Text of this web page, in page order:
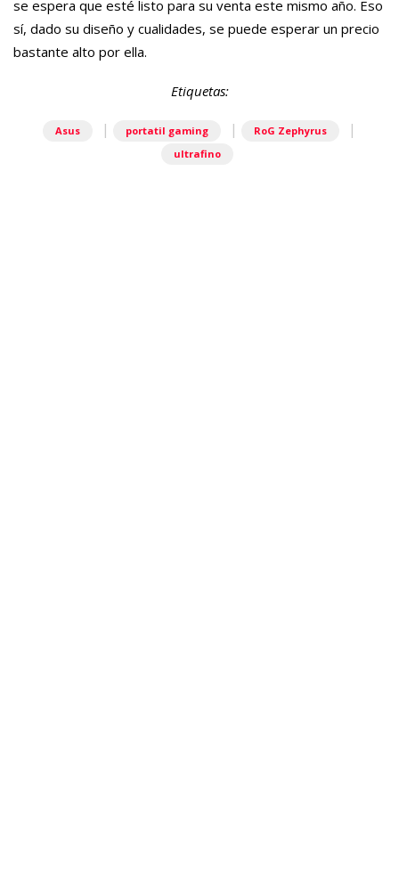
se espera que esté listo para su venta este mismo año. Eso
sí, dado su diseño y cualidades, se puede esperar un precio
bastante alto por ella.
Etiquetas:
Asus | portatil gaming | RoG Zephyrus |
ultrafino